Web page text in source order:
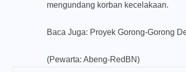
mengundang korban kecelakaan.
Baca Juga: Proyek Gorong-Gorong
(Pewarta: Abeng-RedBN)